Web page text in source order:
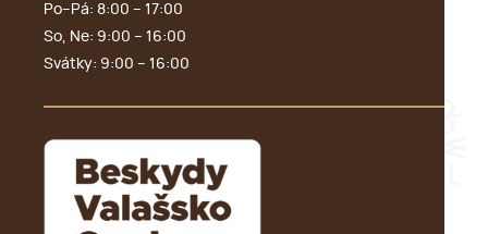
Po–Pá: 8:00 – 17:00
So, Ne: 9:00 – 16:00
Svátky: 9:00 – 16:00